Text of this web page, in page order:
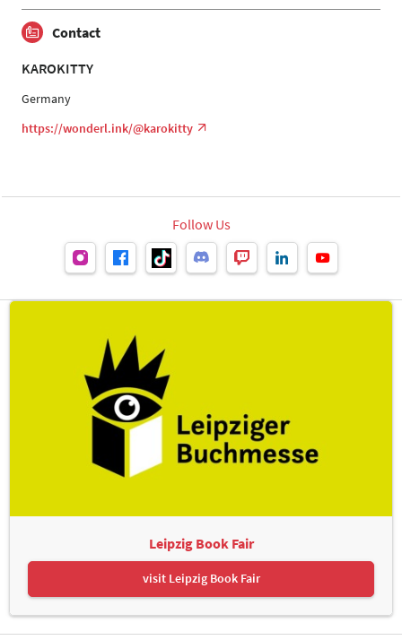
Contact
KAROKITTY
Germany
https://wonderl.ink/@karokitty
Follow Us
Leipzig Book Fair
visit Leipzig Book Fair